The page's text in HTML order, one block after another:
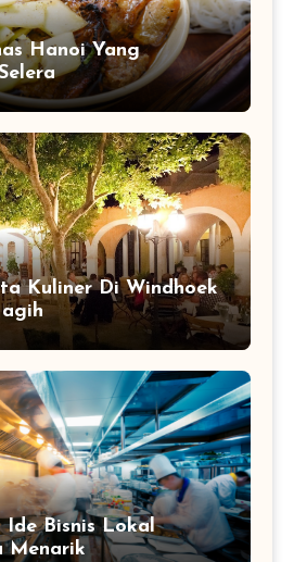
Hanoi Yang
Kuliner Di Windhoek
Ide Bisnis Lokal
Menarik